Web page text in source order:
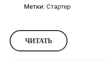
Метки: Стартер
ЧИТАТЬ